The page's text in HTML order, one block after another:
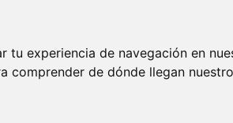
experiencia de navegación en
comprender de dónde llegan
PUBLICIDAD EN LA REVISTA QUÉ LEER